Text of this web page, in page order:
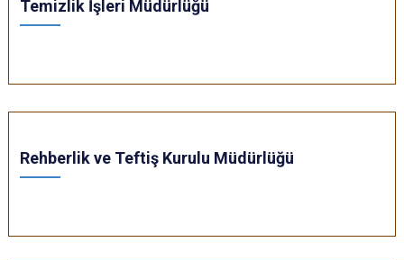
Temizlik İşleri Müdürlüğü
Rehberlik ve Teftiş Kurulu Müdürlüğü